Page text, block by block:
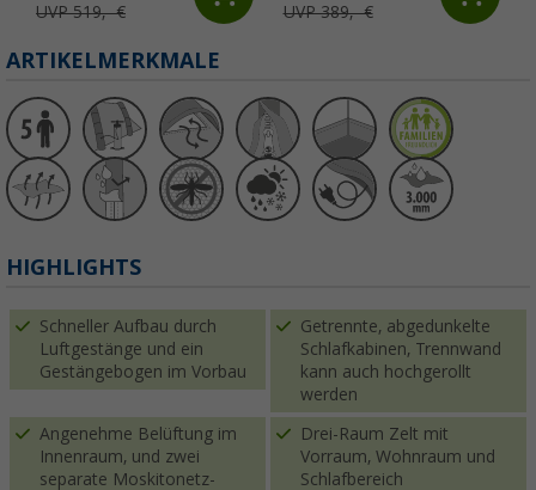
UVP 519,- € UVP 389,- €
ARTIKELMERKMALE
HIGHLIGHTS
Schneller Aufbau durch
Luftgestänge und ein
Gestängebogen im Vorbau
Getrennte, abgedunkelte
Schlafkabinen, Trennwand
kann auch hochgerollt
werden
Angenehme Belüftung im
Innenraum, und zwei
separate Moskitonetz-
Drei-Raum Zelt mit
Vorraum, Wohnraum und
Schlafbereich